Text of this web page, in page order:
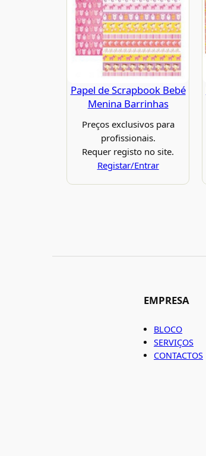
Papel de Scrapbook Bebé
Menina Barrinhas
Preços exclusivos para
profissionais.
Requer registo no site.
Registar/Entrar
EMPRESA
BLOCO
SERVIÇOS
CONTACTOS